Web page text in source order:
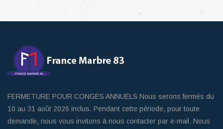
FERMETURE POUR CONGES ANNUELS Nous serons fermés du
10 au 31 août 2026 inclus. Pendant cette période, pour toute
demande, nous vous invitons à nous contacter par e-mail. Nous